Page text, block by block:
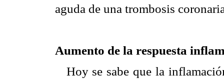
aguda de una trombosis
Aumento de la respuesta
Hoy se sabe que la